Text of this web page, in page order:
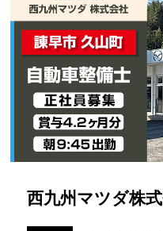
西九州マツダ株